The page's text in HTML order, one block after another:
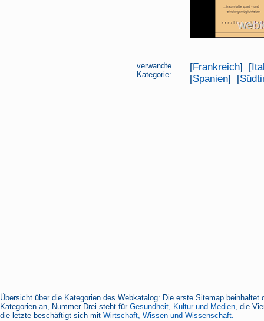
verwandte
Kategorie:
[Frankreich] [
[Spanien] [
Übersicht über die Kategorien des Webkatalog: Die erste Sitemap beinhaltet
Kategorien an, Nummer Drei steht für Gesundheit, Kultur und Medien, die
die letzte beschäftigt sich mit Wirtschaft, Wissen und Wissenschaft.